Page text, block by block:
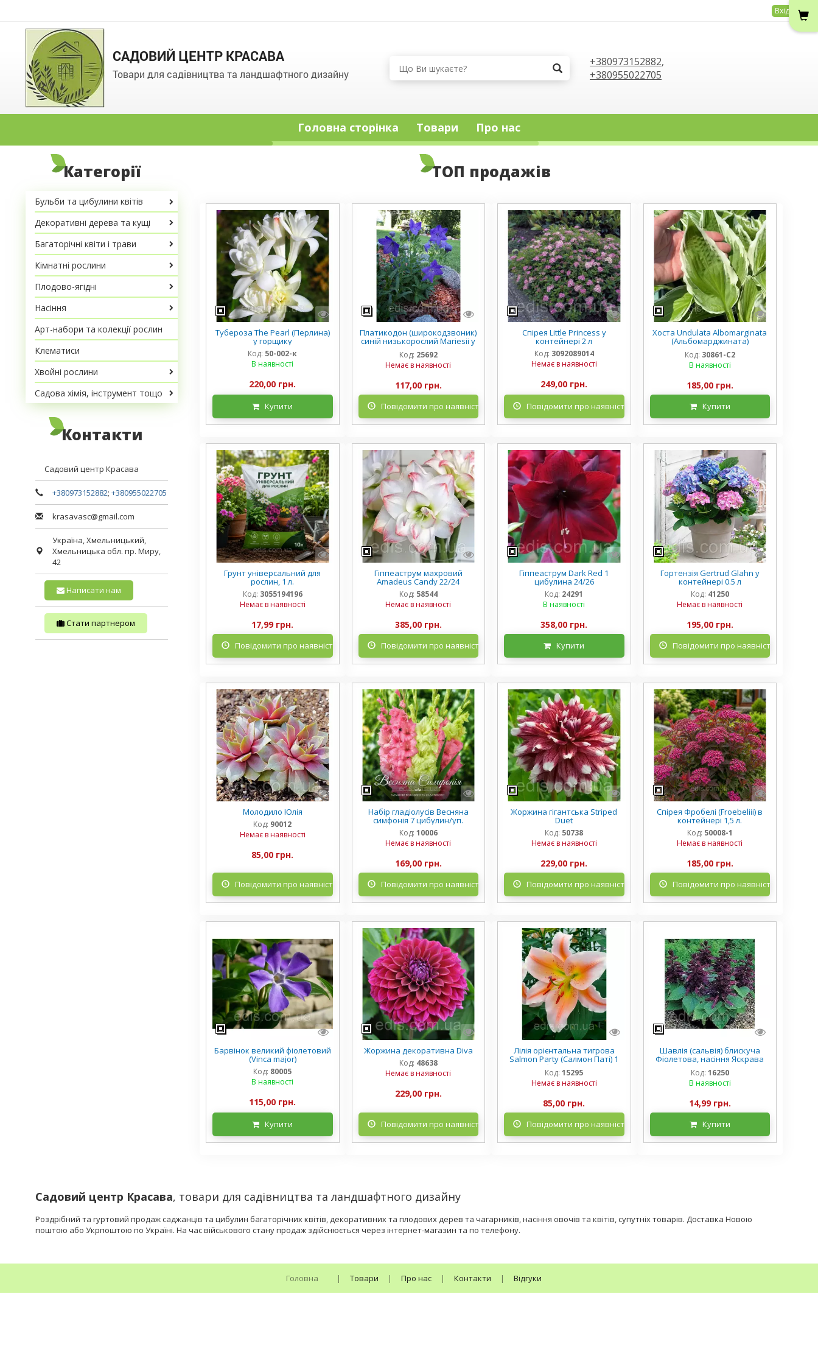
Вхід
САДОВИЙ ЦЕНТР КРАСАВА
Товари для садівництва та ландшафтного дизайну
+380973152882,
+380955022705
Головна сторінка Товари Про нас
ТОП продажів
Тубероза The Pearl (Перлина)
у горщику
Код: 50-002-к
В наявності
220,00 грн.
Купити
Платикодон (широкодзвоник)
синій низькорослий Mariesii у
горщику
Код: 25692
Немає в наявності
117,00 грн.
Повідомити про наявність
Спірея Little Princess у
контейнері 2 л
Код: 3092089014
Немає в наявності
249,00 грн.
Повідомити про наявність
Хоста Undulata Albomarginata
(Альбомарджината)
контейнер 2 л, 3/+ розетки
Код: 30861-С2
В наявності
185,00 грн.
Купити
Грунт універсальний для
рослин, 1 л.
Код: 3055194196
Немає в наявності
17,99 грн.
Повідомити про наявність
Гіппеаструм махровий
Amadeus Candy 22/24
Код: 58544
Немає в наявності
385,00 грн.
Повідомити про наявність
Гіппеаструм Dark Red 1
цибулина 24/26
Код: 24291
В наявності
358,00 грн.
Купити
Гортензія Gertrud Glahn у
контейнері 0.5 л
Код: 41250
Немає в наявності
195,00 грн.
Повідомити про наявність
Молодило Юлія
Код: 90012
Немає в наявності
85,00 грн.
Повідомити про наявність
Набір гладіолусів Весняна
симфонія 7 цибулин/уп.
Код: 10006
Немає в наявності
169,00 грн.
Повідомити про наявність
Жоржина гігантська Striped
Duet
Код: 50738
Немає в наявності
229,00 грн.
Повідомити про наявність
Спірея Фробелі (Froebeliii) в
контейнері 1,5 л.
Код: 50008-1
Немає в наявності
185,00 грн.
Повідомити про наявність
Барвінок великий фіолетовий
(Vinca major)
Код: 80005
В наявності
115,00 грн.
Купити
Жоржина декоративна Diva
Код: 48638
Немає в наявності
229,00 грн.
Повідомити про наявність
Лілія орієнтальна тигрова
Salmon Party (Салмон Паті) 1
цибулина 12/14
Код: 15295
Немає в наявності
85,00 грн.
Повідомити про наявність
Шавлія (сальвія) блискуча
Фіолетова, насіння Яскрава
0.1 г
Код: 16250
В наявності
14,99 грн.
Купити
Категорії
Бульби та цибулини квітів
Декоративні дерева та кущі
Багаторічні квіти і трави
Кімнатні рослини
Плодово-ягідні
Насіння
Арт-набори та колекції рослин
Клематиси
Хвойні рослини
Садова хімія, інструмент тощо
Контакти
Садовий центр Красава
+380973152882; +380955022705
krasavasc@gmail.com
Україна,Хмельницький,
Хмельницька обл. пр. Миру,
42
Написати нам
Стати партнером
Садовий центр Красава, товари для садівництва та ландшафтного дизайну
Роздрібний та гуртовий продаж саджанців та цибулин багаторічних квітів, декоративних та плодових дерев та чагарників, насіння овочів та квітів, супутніх товарів. Доставка Новою
поштою або Укрпоштою по Україні. На час військового стану продаж здійснюється через інтернет-магазин та по телефону.
Головна | Товари | Про нас | Контакти | Відгуки